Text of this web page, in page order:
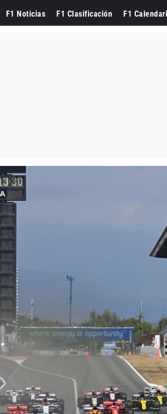
F1 Noticias F1 Clasificación F1